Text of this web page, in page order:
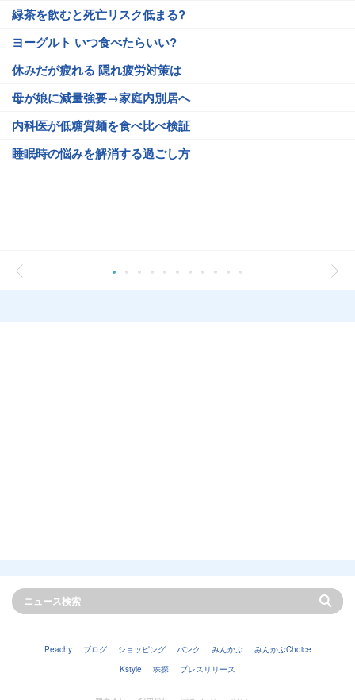
緑茶を飲むと死亡リスク低まる?
ヨーグルト いつ食べたらいい?
休みだが疲れる 隠れ疲労対策は
母が娘に減量強要→家庭内別居へ
内科医が低糖質麺を食べ比べ検証
睡眠時の悩みを解消する過ごし方
Peachy ブログ ショッピング バンク みんかぶ
みんかぶChoice
Kstyle
株探 プレスリリース